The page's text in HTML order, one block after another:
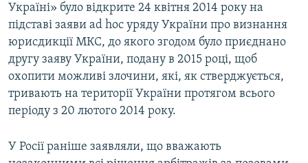
Україні» було відкрите 24 квітня 2014 року на
підставі заяви ad hoc уряду України про визнання
юрисдикції МКС, до якого згодом було приєднано
другу заяву України, подану в 2015 році, щоб
охопити можливі злочини, які, як стверджується,
тривають на території України протягом всього
періоду з 20 лютого 2014 року.
У Росії раніше заявляли, що вважають